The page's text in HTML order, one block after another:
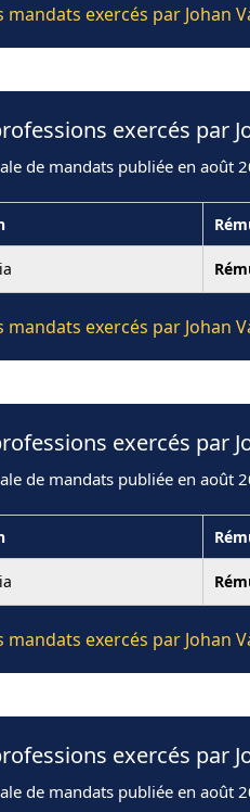
exercés par Johan
exercés par
de mandats publiée en août
exercés par Johan
exercés par
de mandats publiée en août
exercés par Johan
exercés par
de mandats publiée en août